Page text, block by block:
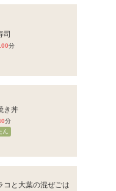
司
分
き丼
分
コと大葉の混ぜごは